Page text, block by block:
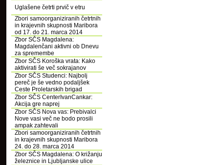
Uglašene četrti prvič v etru
Zbori samoorganiziranih četrtnih
in krajevnih skupnosti Maribora
od 17. do 21. marca 2014
Zbor SČS Magdalena:
Magdalenčani aktivni ob Dnevu
za spremembe
Zbor SČS Koroška vrata: Kako
aktivirati še več sokrajanov
Zbor SČS Studenci: Najbolj
pereč je še vedno podaljšek
Ceste Proletarskih brigad
Zbor SČS CenterIvanCankar:
Akcija gre naprej
Zbor SČS Nova vas: Prebivalci
Nove vasi več ne bodo prosili
ampak zahtevali
Zbori samoorganiziranih četrtnih
in krajevnih skupnosti Maribora
24. do 28. marca 2014
Zbor SČS Magdalena: O križanju
železnice in Ljubljanske ulice